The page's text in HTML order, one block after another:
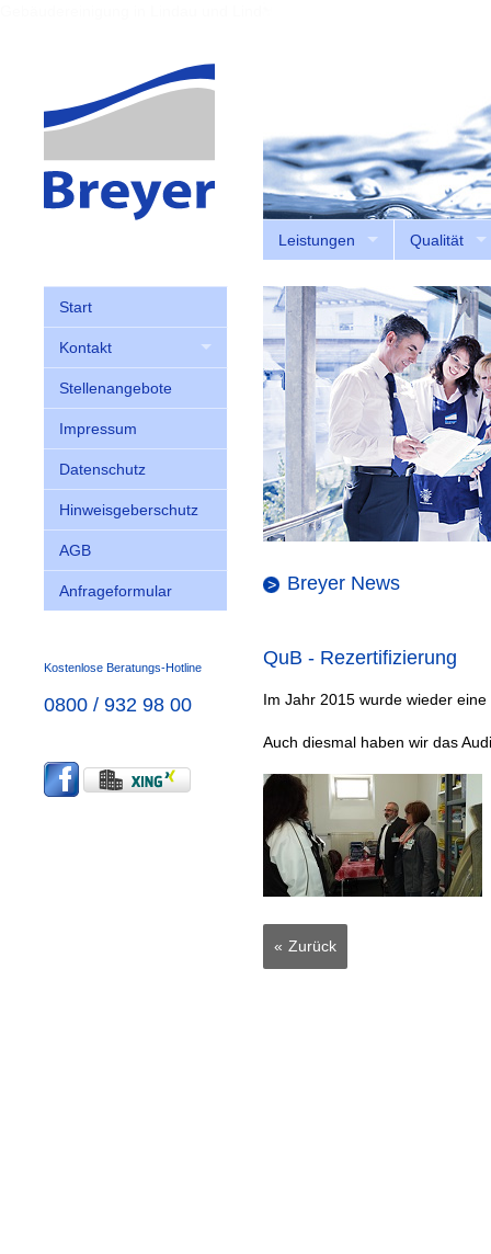
Leistungen Qualität
Start
Kontakt
Stellenangebote
Impressum
Datenschutz
Hinweisgeberschutz
AGB
Anfrageformular
Kostenlose Beratungs-Hotline
0800 / 932 98 00
Breyer News
QuB - Rezertifizierung
Im Jahr 2015 wurde wieder
Auch diesmal haben wir das
Zurück